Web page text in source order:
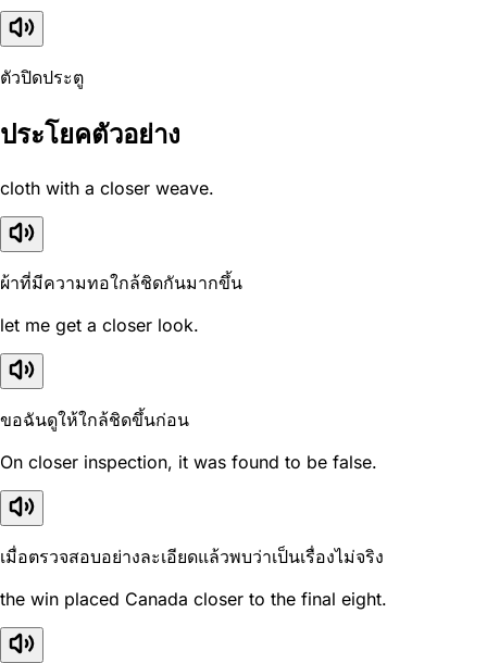
ตัวปิดประตู
ประโยคตัวอย่าง
cloth with a closer weave.
ผ้าที่มีความทอใกล้ชิดกันมากขึ้น
let me get a closer look.
ขอฉันดูให้ใกล้ชิดขึ้นก่อน
On closer inspection, it was found to be false.
เมื่อตรวจสอบอย่างละเอียดแล้วพบว่าเป็นเรื่องไม่จริง
the win placed Canada closer to the final eight.